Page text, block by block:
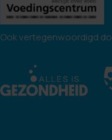
Ook vertegenwoordigd